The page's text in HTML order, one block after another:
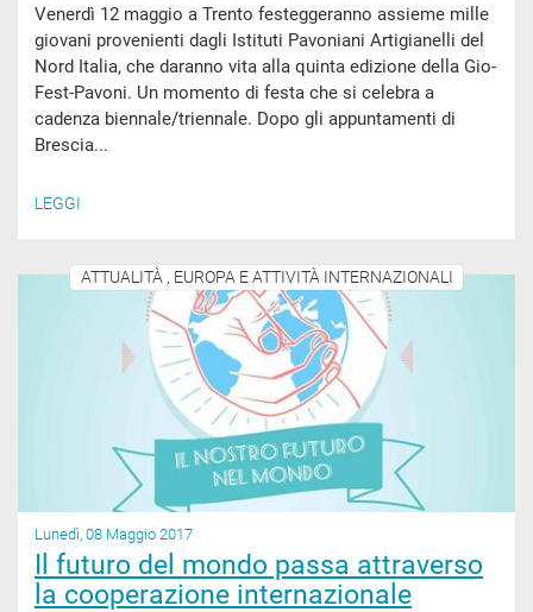
Venerdì 12 maggio a Trento festeggeranno assieme mille
giovani provenienti dagli Istituti Pavoniani Artigianelli del
Nord Italia, che daranno vita alla quinta edizione della Gio-
Fest-Pavoni. Un momento di festa che si celebra a
cadenza biennale/triennale. Dopo gli appuntamenti di
Brescia...
LEGGI
ATTUALITÀ , EUROPA E ATTIVITÀ INTERNAZIONALI
Lunedì, 08 Maggio 2017
Il futuro del mondo passa attraverso
la cooperazione internazionale